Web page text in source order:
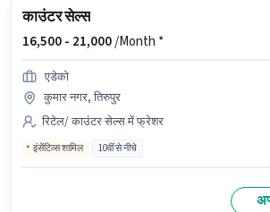
काउंटर सेल्स
16,500 - 21,000/Month *
एडेको
कुमार नगर, तिरुपुर
रिटेल/ काउंटर सेल्स में फ्रेशर
इंसेंटिव्स शामिल 10वीं से नीचे